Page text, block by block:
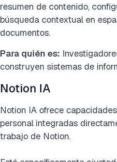
resumen de contenido,
búsqueda contextual en
documentos.
Para quién es:
construyen sistemas de
Notion IA
Notion IA ofrece
personal integradas
trabajo de Notion.